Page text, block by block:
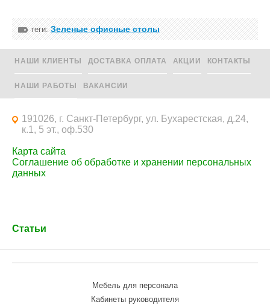
теги:Зеленые офисные столы
НАШИ КЛИЕНТЫ ДОСТАВКА ОПЛАТА АКЦИИ КОНТАКТЫ
НАШИ РАБОТЫ ВАКАНСИИ
Статьи
191026, г. Санкт-Петербург, ул. Бухарестская, д.24,
к.1, 5 эт., оф.530
Карта сайта
Соглашение об обработке и хранении персональных
данных
Мебель для персонала
Кабинеты руководителя